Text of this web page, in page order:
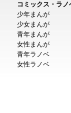
コミックス・ラノ
少年まんが
少女まんが
青年まんが
女性まんが
青年ラノベ
女性ラノベ